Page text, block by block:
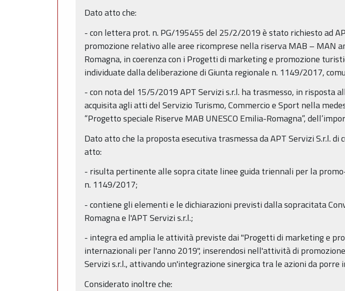
Dato atto che:
- con lettera prot. n. PG/195455 del 25/2/2019 è stato richiesto ad
promozione relativo alle aree ricomprese nella riserva MAB – MAN
Romagna, in coerenza con i Progetti di marketing e promozione
individuate dalla deliberazione di Giunta regionale n. 1149/2017,
- con nota del 15/5/2019 APT Servizi s.r.l. ha trasmesso, in risposta
acquisita agli atti del Servizio Turismo, Commercio e Sport nella
“Progetto speciale Riserve MAB UNESCO Emilia-Romagna”,
Dato atto che la proposta esecutiva trasmessa da APT Servizi S.r.l.
atto:
- risulta pertinente alle sopra citate linee guida triennali per la
n. 1149/2017;
- contiene gli elementi e le dichiarazioni previsti dalla sopracitata
Romagna e l'APT Servizi s.r.l.;
- integra ed amplia le attività previste dai "Progetti di marketing e
internazionali per l'anno 2019", inserendosi nell'attività di
Servizi s.r.l., attivando un'integrazione sinergica tra le azioni da porre
Considerato inoltre che: